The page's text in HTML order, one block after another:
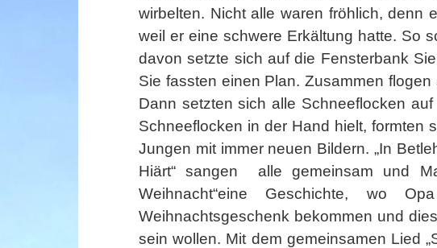
wirbelten. Nicht alle waren fröhlich, denn
weil er eine schwere Erkältung hatte. So
davon setzte sich auf die Fensterbank
Sie fassten einen Plan. Zusammen
Dann setzten sich alle Schneeflocken
Schneeflocken in der Hand hielt, formten
Jungen mit immer neuen Bildern. „In
Hiärt“ sangen
alle gemeinsam und
Weihnacht“eine Geschichte, wo
Weihnachtsgeschenk bekommen und
sein wollen. Mit dem gemeinsamen Lied